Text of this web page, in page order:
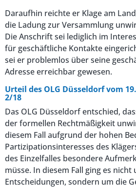
Daraufhin reichte er Klage am
die Ladung zur Versammlung
Die Anschrift sei lediglich im
für geschäftliche Kontakte
sei er problemlos über seine
Adresse erreichbar gewesen.
Urteil des OLG Düsseldorf vom
2/18
Das OLG Düsseldorf entschied,
der formellen Rechtmäßigkeit
diesem Fall aufgrund der hohen
Partizipationsinteresses des
des Einzelfalles besondere
müsse. In diesem Fall ging es nicht
Entscheidungen, sondern um die